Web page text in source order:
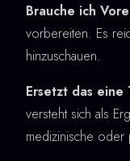
Brauche ich
vorbereiten. Es
hinzuschauen.
Ersetzt das eine
versteht sich als
medizinische oder